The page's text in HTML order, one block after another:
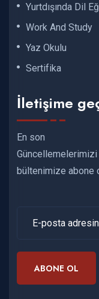
Yurtdışında Dil
Work And Study
Yaz Okulu
Sertifika
İletişime
En son
bültenimize abone
ABONE OL